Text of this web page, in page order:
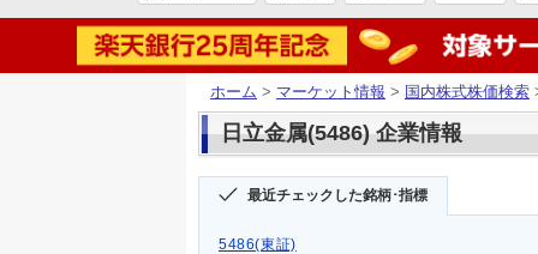
ホーム > マーケット情報 > 国内株式株価検索
日立金属(5486) 企業情報
最近チェックした銘柄･指標
5486(東証)